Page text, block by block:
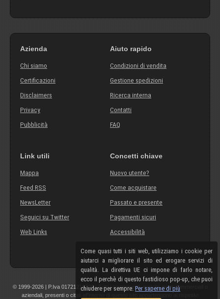
Come quasi tutti i siti web, utilizziamo i cookie per
aiutarci a migliorare il sito ed erogare servizi di
qualità. La direttiva UE ci impone di farlo notare,
ecco il perchè di questo fastidioso pop-up, che puoi
chiudere per sempre.Per saperne di più
Azienda
Chi siamo
Certificazioni
Disclaimers
Privacy
Pubblicità
Aiuto rapido
Condizioni di vendita
Gestione spedizioni
Ricerca interna
Contatti
FAQ
Link utili
Mappa
Feed RSS
NewsLetter
Seguici su Twitter
Web Links
Concetti chiave
Nuovo utente?
Come acquistare
Passato e presente
Pagamenti sicuri
Accessibilità
© 1999-2026 | P.Iva 01721210308 | Tutti i componenti, marchi, nomi commerciali o
aziendali, presenti o citati all'interno di questo sito appartengono ai rispettivi